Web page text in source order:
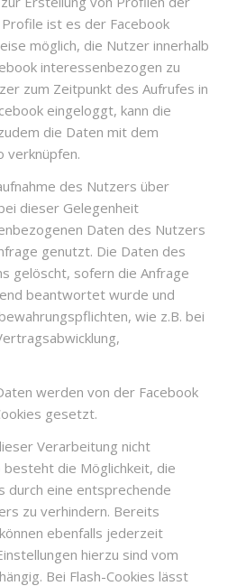
ist es der Facebook
möglich, die Nutzer innerhalb
interessenbezogen zu
zum Zeitpunkt des Aufrufes in
eingeloggt, kann die
die Daten mit dem
verknüpfen.
des Nutzers über
dieser Gelegenheit
Daten des Nutzers
genutzt. Die Daten des
gelöscht, sofern die Anfrage
beantwortet wurde und
wie z.B. bei
werden von der Facebook
gesetzt.
Verarbeitung nicht
die Möglichkeit, die
durch eine entsprechende
zu verhindern. Bereits
ebenfalls jederzeit
hierzu sind vom
Bei Flash-Cookies lässt